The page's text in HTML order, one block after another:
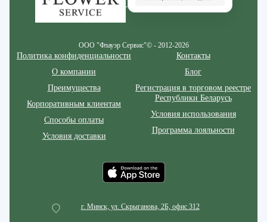
ООО "Флауэр Сервис"© - 2012-2026
Политика конфиденциальности
О компании
Преимущества
Корпоративным клиентам
Способы оплаты
Условия доставки
Контакты
Блог
Регистрация в торговом реестре
Республики Беларусь
Условия использования
Программа лояльности
г. Минск, ул. Скрыганова, 2Б, офис 312